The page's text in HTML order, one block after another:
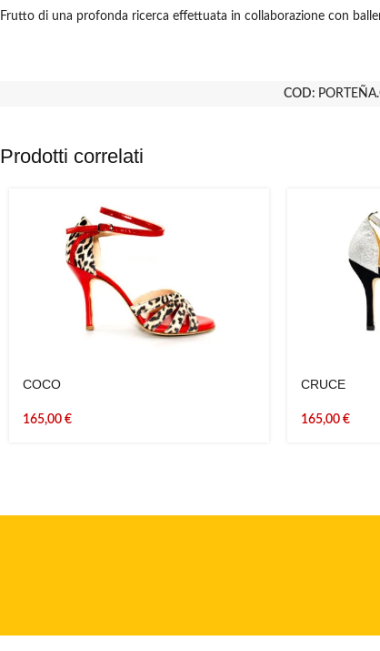
Frutto di una profonda ricerca effettuata in collaborazione con
COD:
Prodotti correlati
COCO
165,00 €
CRUCE
165,00 €